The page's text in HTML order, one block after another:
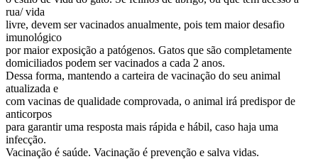
rua/ vida
livre, devem ser vacinados anualmente, pois tem maior desafio
imunológico
por maior exposição a patógenos. Gatos que são completamente
domiciliados podem ser vacinados a cada 2 anos.
Dessa forma, mantendo a carteira de vacinação do seu animal
atualizada e
com vacinas de qualidade comprovada, o animal irá predispor de
anticorpos
para garantir uma resposta mais rápida e hábil, caso haja uma
infecção.
Vacinação é saúde. Vacinação é prevenção e salva vidas.